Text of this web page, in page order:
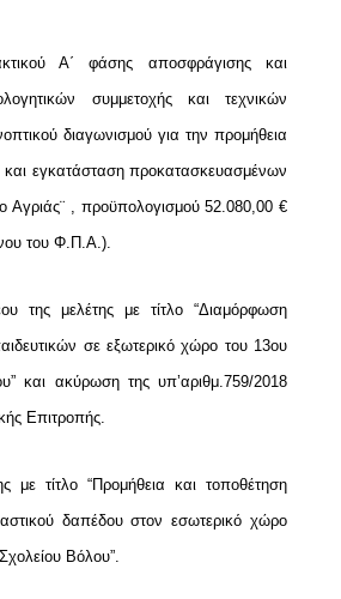
Α΄ φάσης αποσφράγισης και
συμμετοχής και τεχνικών
διαγωνισμού για την προμήθεια
και εγκατάσταση προκατασκευασμένων
Αγριάς¨ , προϋπολογισμού 52.080,00 €
του Φ.Π.Α.).
της μελέτης με τίτλο “Διαμόρφωση
σε εξωτερικό χώρο του 13ου
και ακύρωση της υπ’αριθμ.759/2018
Επιτροπής.
με τίτλο “Προμήθεια και τοποθέτηση
δαπέδου στον εσωτερικό χώρο
Βόλου”.